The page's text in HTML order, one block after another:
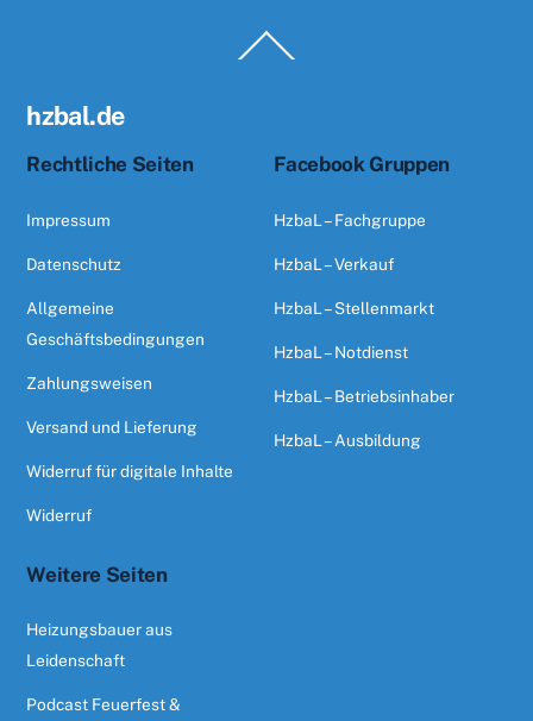
To
hzbal.de
Rechtliche Seiten
Impressum
Datenschutz
Allgemeine
Geschäftsbedingungen
Zahlungsweisen
Versand und Lieferung
Widerruf für digitale Inhalte
Widerruf
Facebook Gruppen
HzbaL – Fachgruppe
HzbaL – Verkauf
HzbaL – Stellenmarkt
HzbaL – Notdienst
HzbaL – Betriebsinhaber
HzbaL – Ausbildung
Weitere Seiten
Heizungsbauer aus
Leidenschaft
Podcast Feuerfest &